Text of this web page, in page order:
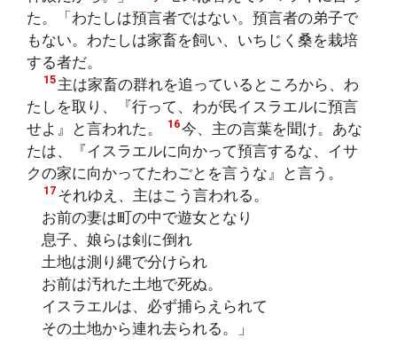
た。「わたしは預言者ではない。預言者の弟子で
もない。わたしは家畜を飼い、いちじく桑を栽培
する者だ。
15 主は家畜の群れを追っているところから、わ
たしを取り、『行って、わが民イスラエルに預言
せよ』と言われた。
16今、主の言葉を聞け。あな
たは、『イスラエルに向かって預言するな、イサ
クの家に向かってたわごとを言うな』と言う。
17 それゆえ、主はこう言われる。
お前の妻は町の中で遊女となり
息子、娘らは剣に倒れ
土地は測り縄で分けられ
お前は汚れた土地で死ぬ。
イスラエルは、必ず捕らえられて
その土地から連れ去られる。」